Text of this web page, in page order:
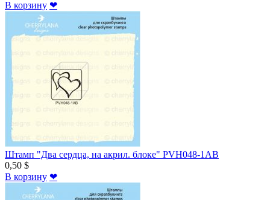
В корзину ❤
Штамп "Два сердца, на акрил. блоке" PVH048-1AB
0,50 $
В корзину ❤